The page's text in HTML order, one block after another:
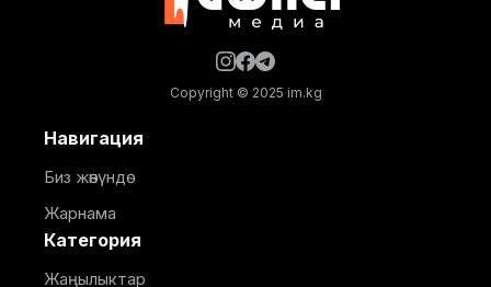
Copyright © 2025 im.kg
Навигация
Биз жөнүндө
Жарнама
Категория
Жаңылыктар